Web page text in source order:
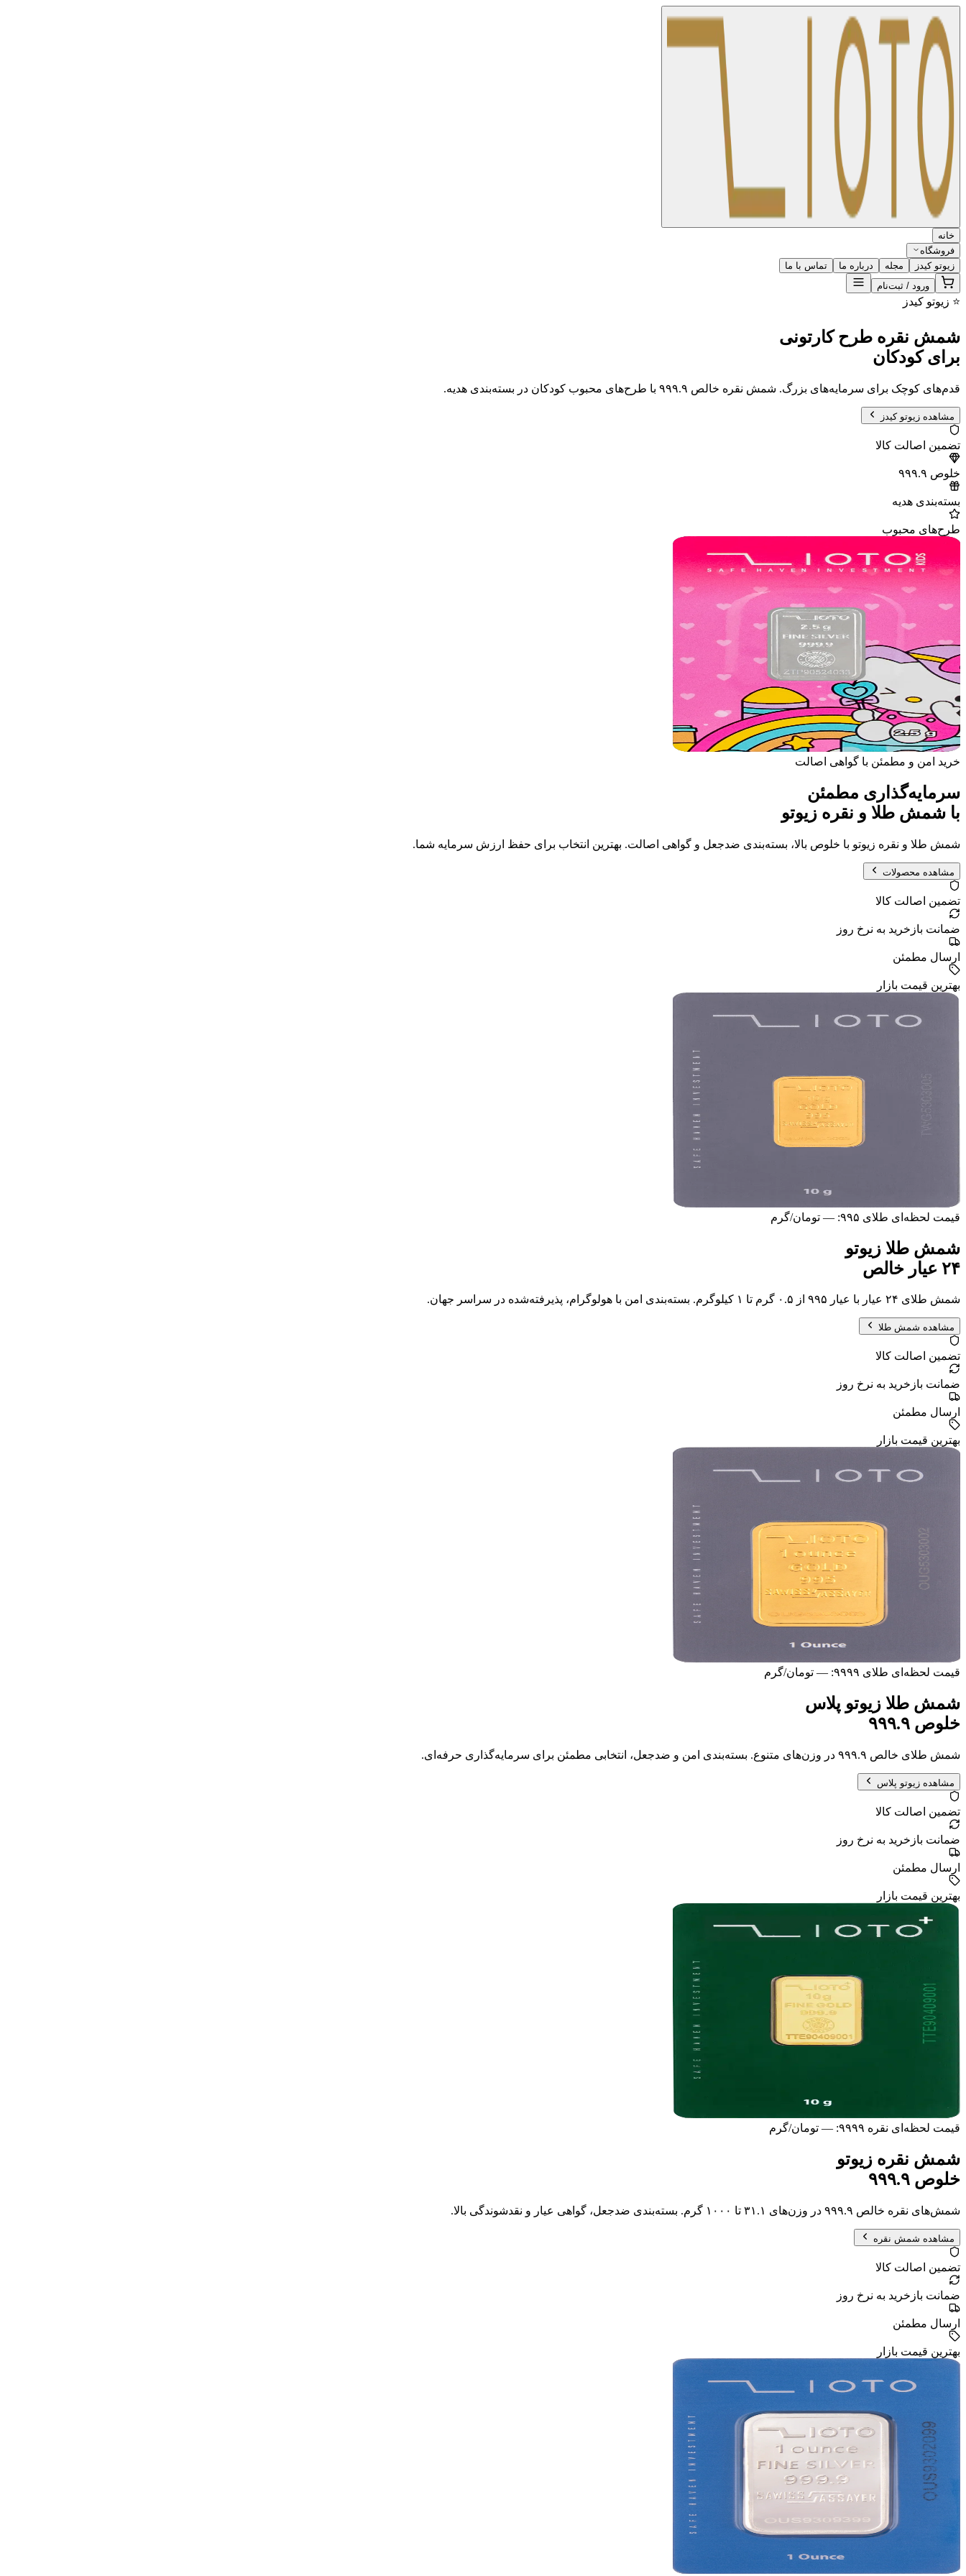
خانه
فروشگاه
زیوتو کیدز
مجله درباره ما
تماس با ما
ورود / ثبت‌نام
⭐ زیوتو کیدز
شمش نقره طرح کارتونی
برای کودکان
قدم‌های کوچک برای سرمایه‌های بزرگ. شمش نقره خالص ۹۹۹.۹ با طرح‌های محبوب کودکان در بسته‌بندی هدیه.
مشاهده زیوتو کیدز
تضمین اصالت کالا
خلوص ۹۹۹.۹
بسته‌بندی هدیه
طرح‌های محبوب
خرید امن و مطمئن با گواهی اصالت
سرمایه‌گذاری مطمئن
با شمش طلا و نقره زیوتو
شمش طلا و نقره زیوتو با خلوص بالا، بسته‌بندی ضد‌جعل و گواهی اصالت. بهترین انتخاب برای حفظ ارزش سرمایه شما.
مشاهده محصولات
تضمین اصالت کالا
ضمانت بازخرید به نرخ روز
ارسال مطمئن
بهترین قیمت بازار
قیمت لحظه‌ای طلای ۹۹۵: — تومان/گرم
شمش طلا زیوتو
۲۴ عیار خالص
شمش طلای ۲۴ عیار با عیار ۹۹۵ از ۰.۵ گرم تا ۱ کیلوگرم. بسته‌بندی امن با هولوگرام، پذیرفته‌شده در سراسر جهان.
مشاهده شمش طلا
تضمین اصالت کالا
ضمانت بازخرید به نرخ روز
ارسال مطمئن
بهترین قیمت بازار
قیمت لحظه‌ای طلای ۹۹۹۹: — تومان/گرم
شمش طلا زیوتو پلاس
خلوص ۹۹۹.۹
شمش طلای خالص ۹۹۹.۹ در وزن‌های متنوع. بسته‌بندی امن و ضد‌جعل، انتخابی مطمئن برای سرمایه‌گذاری حرفه‌ای.
مشاهده زیوتو پلاس
تضمین اصالت کالا
ضمانت بازخرید به نرخ روز
ارسال مطمئن
بهترین قیمت بازار
قیمت لحظه‌ای نقره ۹۹۹۹: — تومان/گرم
شمش نقره زیوتو
خلوص ۹۹۹.۹
شمش‌های نقره خالص ۹۹۹.۹ در وزن‌های ۳۱.۱ تا ۱۰۰۰ گرم. بسته‌بندی ضد‌جعل، گواهی عیار و نقدشوندگی بالا.
مشاهده شمش نقره
تضمین اصالت کالا
ضمانت بازخرید به نرخ روز
ارسال مطمئن
بهترین قیمت بازار